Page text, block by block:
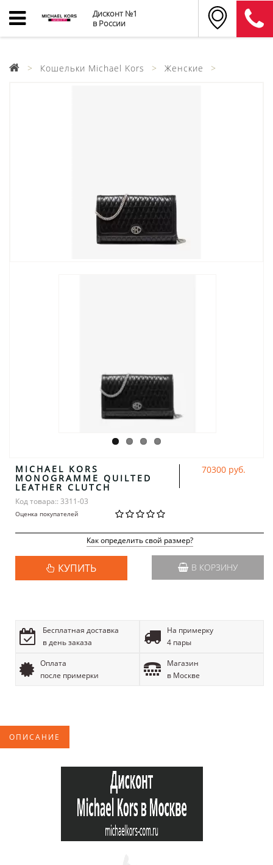
Дисконт №1
в России
Кошельки Michael Kors Женские
MICHAEL KORS
MONOGRAMME QUILTED
LEATHER CLUTCH
Код товара:: 3311-03
Оценка покупателей
70300 руб.
Как определить свой размер?
КУПИТЬ В КОРЗИНУ
Бесплатная доставка
в день заказа
На примерку
4 пары
Оплата
после примерки
Магазин
в Москве
ОПИСАНИЕ